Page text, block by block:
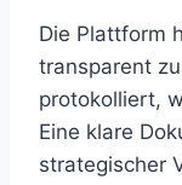
Die Plattform
transparent
protokolliert,
Eine klare
strategischer